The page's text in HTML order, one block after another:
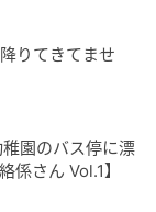
めた、40
しています
して作成し
りてきてませ
園のバス停に漂
係さん Vol.1】